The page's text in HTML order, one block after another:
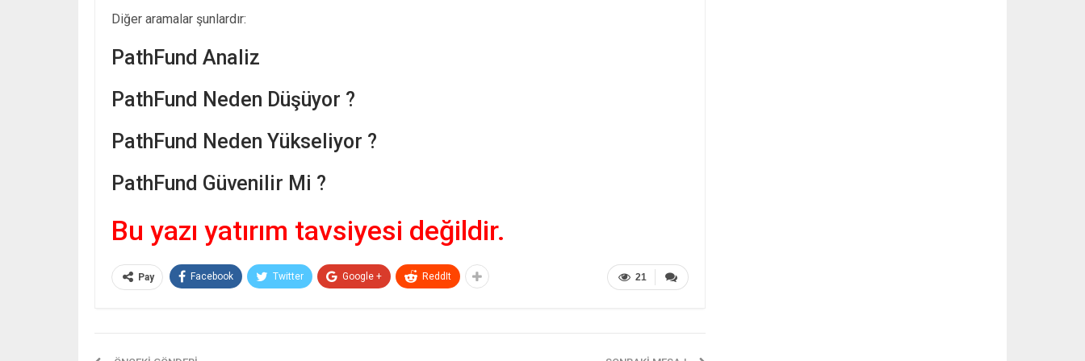
Diğer aramalar şunlardır:
PathFund Analiz
PathFund Neden Düşüyor ?
PathFund Neden Yükseliyor ?
PathFund Güvenilir Mi ?
Bu yazı yatırım tavsiyesi değildir.
21
Pay Facebook Twitter Google + ReddIt